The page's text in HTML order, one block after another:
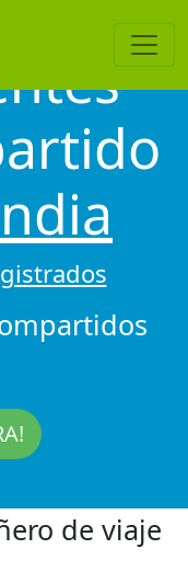
de viaje